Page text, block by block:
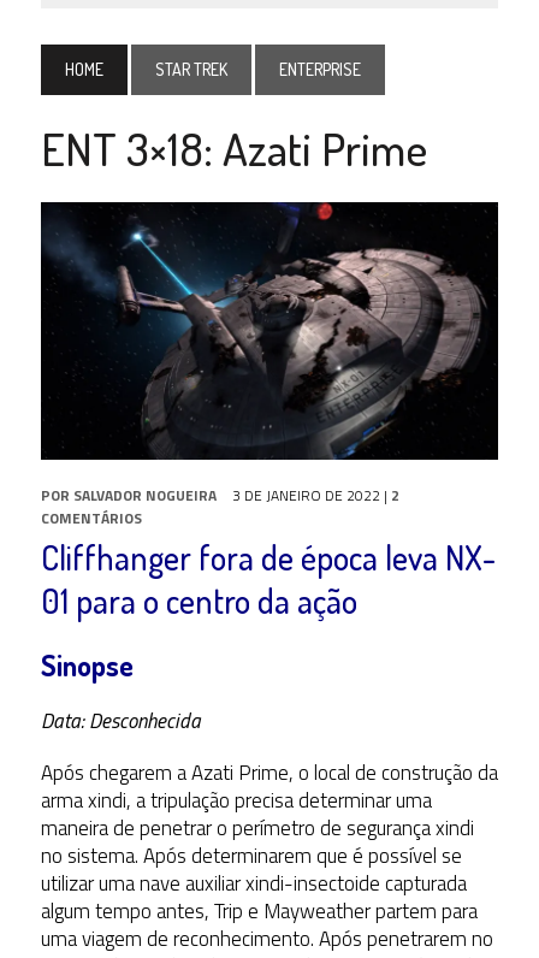
HOME STAR TREK ENTERPRISE
ENT 3×18: Azati Prime
POR SALVADOR NOGUEIRA 3 DE JANEIRO DE 2022 | 2
COMENTÁRIOS
Cliffhanger fora de época leva NX-
01 para o centro da ação
Sinopse
Data: Desconhecida
Após chegarem a Azati Prime, o local de construção da
arma xindi, a tripulação precisa determinar uma
maneira de penetrar o perímetro de segurança xindi
no sistema. Após determinarem que é possível se
utilizar uma nave auxiliar xindi-insectoide capturada
algum tempo antes, Trip e Mayweather partem para
uma viagem de reconhecimento. Após penetrarem no